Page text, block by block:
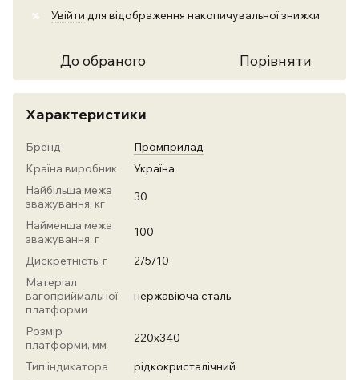
% Увійти для відображення накопичувальної знижки
До обраного Порівняти
Характеристики
Бренд
Промприлад
Країна виробник
Україна
Найбільша межа
зважування, кг
30
Найменша межа
зважування, г
100
Дискретність, г
2/5/10
Матеріал
вагоприймальної
платформи
нержавіюча сталь
Розмір
платформи, мм
220х340
Тип індикатора
рідкокристалічний